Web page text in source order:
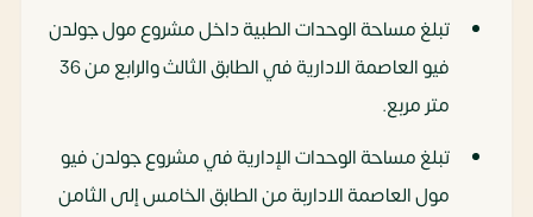
تبلغ مساحة الوحدات الطبية داخل مشروع مول جولدن
فيو العاصمة الادارية في الطابق الثالث والرابع من 36
متر مربع.
تبلغ مساحة الوحدات الإدارية في مشروع جولدن فيو
مول العاصمة الاداربة من الطابق الخامس إلى الثامن